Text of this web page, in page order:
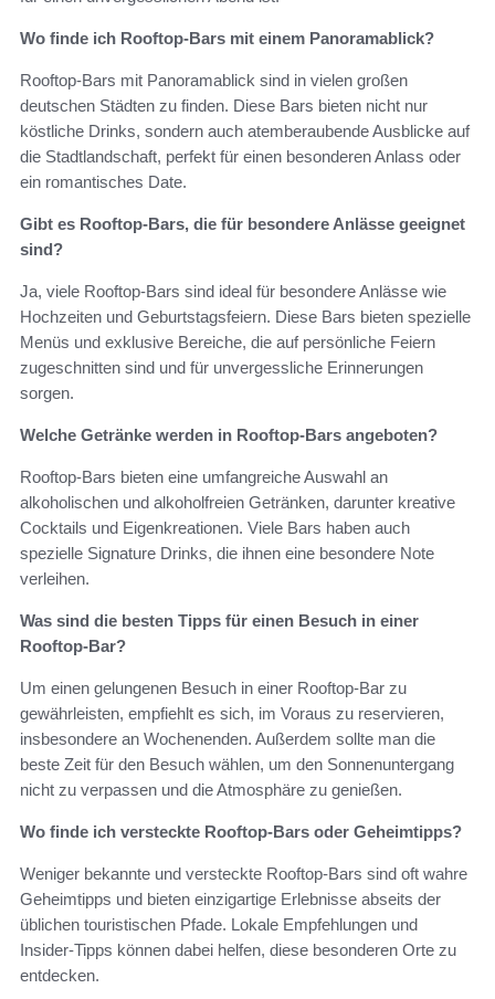
Wo finde ich Rooftop-Bars mit einem Panoramablick?
Rooftop-Bars mit Panoramablick sind in vielen großen
deutschen Städten zu finden. Diese Bars bieten nicht nur
köstliche Drinks, sondern auch atemberaubende Ausblicke auf
die Stadtlandschaft, perfekt für einen besonderen Anlass oder
ein romantisches Date.
Gibt es Rooftop-Bars, die für besondere Anlässe geeignet
sind?
Ja, viele Rooftop-Bars sind ideal für besondere Anlässe wie
Hochzeiten und Geburtstagsfeiern. Diese Bars bieten spezielle
Menüs und exklusive Bereiche, die auf persönliche Feiern
zugeschnitten sind und für unvergessliche Erinnerungen
sorgen.
Welche Getränke werden in Rooftop-Bars angeboten?
Rooftop-Bars bieten eine umfangreiche Auswahl an
alkoholischen und alkoholfreien Getränken, darunter kreative
Cocktails und Eigenkreationen. Viele Bars haben auch
spezielle Signature Drinks, die ihnen eine besondere Note
verleihen.
Was sind die besten Tipps für einen Besuch in einer
Rooftop-Bar?
Um einen gelungenen Besuch in einer Rooftop-Bar zu
gewährleisten, empfiehlt es sich, im Voraus zu reservieren,
insbesondere an Wochenenden. Außerdem sollte man die
beste Zeit für den Besuch wählen, um den Sonnenuntergang
nicht zu verpassen und die Atmosphäre zu genießen.
Wo finde ich versteckte Rooftop-Bars oder Geheimtipps?
Weniger bekannte und versteckte Rooftop-Bars sind oft wahre
Geheimtipps und bieten einzigartige Erlebnisse abseits der
üblichen touristischen Pfade. Lokale Empfehlungen und
Insider-Tipps können dabei helfen, diese besonderen Orte zu
entdecken.